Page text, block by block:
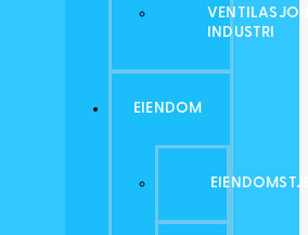
INDUSTRI
EIENDOM